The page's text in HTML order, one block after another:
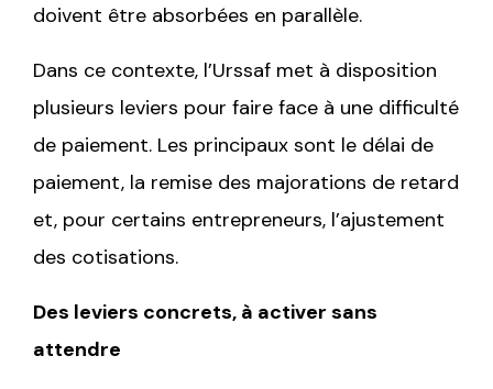
doivent être absorbées en parallèle.
Dans ce contexte, l’Urssaf met à disposition
plusieurs leviers pour faire face à une difficulté
de paiement. Les principaux sont le délai de
paiement, la remise des majorations de retard
et, pour certains entrepreneurs, l’ajustement
des cotisations.
Des leviers concrets, à activer sans
attendre